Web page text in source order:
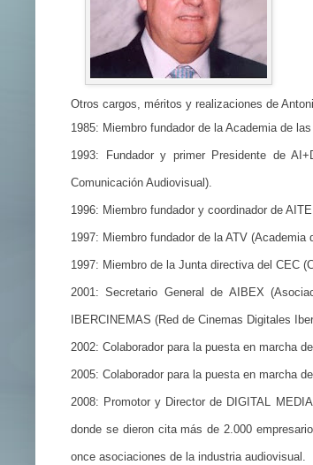
Otros cargos, méritos y realizaciones de
1985: Miembro fundador de la Academia de
1993: Fundador y primer Presidente de
Comunicación Audiovisual).
1996: Miembro fundador y coordinador de
1997: Miembro fundador de la ATV (Academia
1997: Miembro de la Junta directiva del CEC
2001: Secretario General de AIBEX
IBERCINEMAS (Red de Cinemas Digitales
2002: Colaborador para la puesta en marcha
2005: Colaborador para la puesta en marcha
2008: Promotor y Director de DIGITAL
donde se dieron cita más de 2.000
once asociaciones de la industria audiovisual.